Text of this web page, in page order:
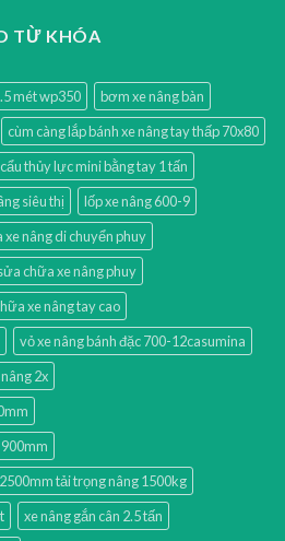
TỪ KHÓA
mét wp350
bơm xe nâng bàn
cùm càng lắp bánh xe nâng tay thấp 70x80
cẩu thủy lực mini bằng tay 1 tấn
siêu thị
lốp xe nâng 600-9
xe nâng di chuyển phuy
chữa xe nâng phuy
xe nâng tay cao
vỏ xe nâng bánh đặc 700-12casumina
2x
tải trọng nâng 1500kg
xe nâng gắn cân 2.5 tấn